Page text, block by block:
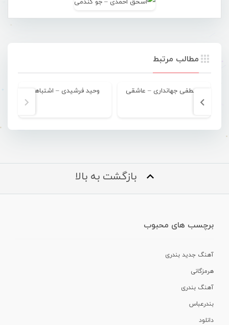
مطالب مرتبط
مصطفی جهانداری – عاشقی وحید فرشیدی – اشتباهه
بازگشت به بالا
برچسب های محبوب
آهنگ جدید بندری
هرمزگانی
آهنگ بندری
بندرعباس
دانلود